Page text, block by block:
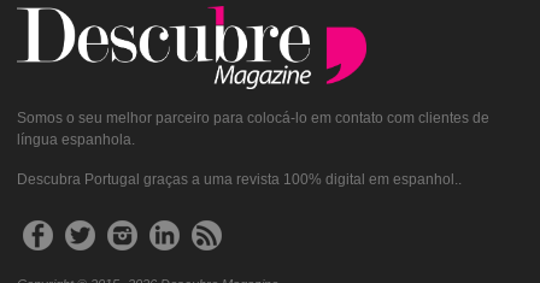
Somos o seu melhor parceiro para colocá-lo em contato com clientes de
língua espanhola.
Descubra Portugal graças a uma revista 100% digital em espanhol..